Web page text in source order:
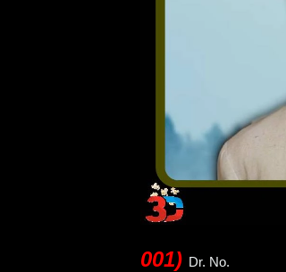
001) Dr. No.